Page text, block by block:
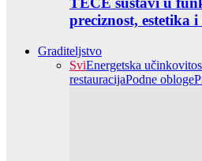
preciznost, estetika
Graditeljstvo
SviEnergetska
restauracijaPodne obloge